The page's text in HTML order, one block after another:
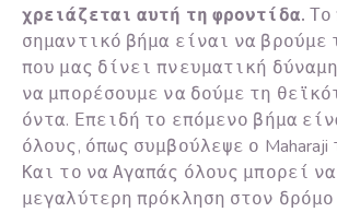
χρειάζεται αυτή τη φροντίδα. Το
σημαντικό βήμα είναι να βρούμε
που μας δίνει πνευματική
να μπορέσουμε να δούμε τη
όντα. Επειδή το επόμενο βήμα
όλους, όπως συμβούλεψε ο Maharaji
Και το να Αγαπάς όλους μπορεί
μεγαλύτερη πρόκληση στον δρόμο